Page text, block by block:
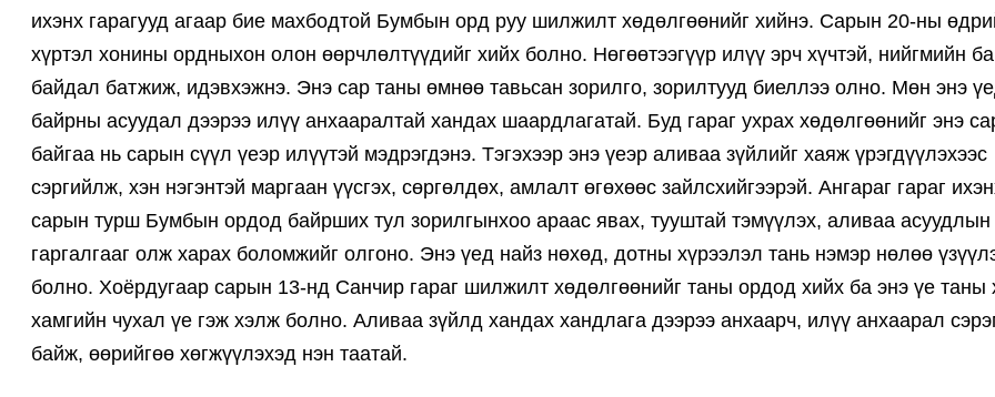
ихэнх гарагууд агаар бие махбодтой Бумбын орд руу шилжилт хөдөлгөөнийг хийнэ. Сарын 20-ны
хүртэл хонины ордныхон олон өөрчлөлтүүдийг хийх болно. Нөгөөтээгүүр илүү эрч хүчтэй, нийгмийн
байдал батжиж, идэвхэжнэ. Энэ сар таны өмнөө тавьсан зорилго, зорилтууд биеллээ олно. Мөн энэ
байрны асуудал дээрээ илүү анхааралтай хандах шаардлагатай. Буд гараг ухрах хөдөлгөөнийг энэ
байгаа нь сарын сүүл үеэр илүүтэй мэдрэгдэнэ. Тэгэхээр энэ үеэр аливаа зүйлийг хаяж үрэгдүүлэхээс
сэргийлж, хэн нэгэнтэй маргаан үүсгэх, сөргөлдөх, амлалт өгөхөөс зайлсхийгээрэй. Ангараг гараг
сарын турш Бумбын ордод байрших тул зорилгынхоо араас явах, тууштай тэмүүлэх, аливаа асуудлын
гаргалгааг олж харах боломжийг олгоно. Энэ үед найз нөхөд, дотны хүрээлэл тань нэмэр нөлөө
болно. Хоёрдугаар сарын 13-нд Санчир гараг шилжилт хөдөлгөөнийг таны ордод хийх ба энэ үе таны
хамгийн чухал үе гэж хэлж болно. Аливаа зүйлд хандах хандлага дээрээ анхаарч, илүү анхаарал
байж, өөрийгөө хөгжүүлэхэд нэн таатай.